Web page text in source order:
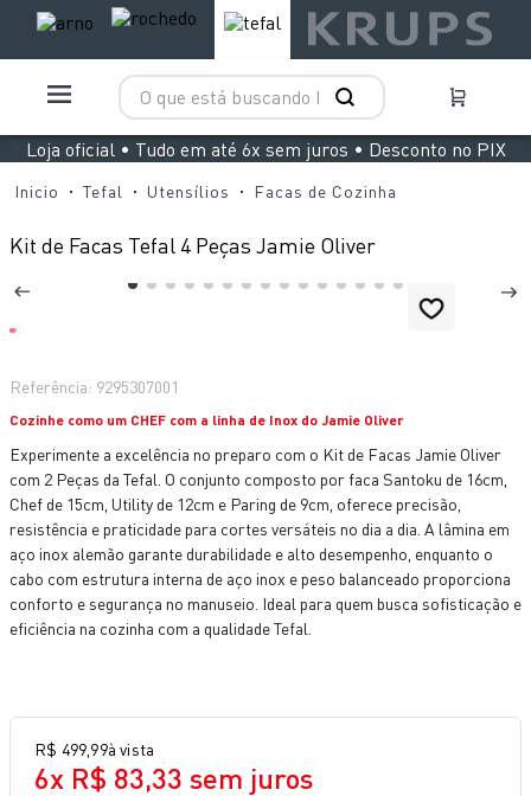
O que está buscando hoje?
Loja oficial • Tudo em até 6x sem juros • Desconto no PIX
Tefal Utensílios Facas de Cozinha
Kit de Facas Tefal 4 Peças Jamie Oliver
Referência: 9295307001
Cozinhe como um CHEF com a linha de Inox do Jamie Oliver
Experimente a excelência no preparo com o Kit de Facas Jamie Oliver
com 2 Peças da Tefal. O conjunto composto por faca Santoku de 16cm,
Chef de 15cm, Utility de 12cm e Paring de 9cm, oferece precisão,
resistência e praticidade para cortes versáteis no dia a dia. A lâmina em
aço inox alemão garante durabilidade e alto desempenho, enquanto o
cabo com estrutura interna de aço inox e peso balanceado proporciona
conforto e segurança no manuseio. Ideal para quem busca sofisticação e
eficiência na cozinha com a qualidade Tefal.
R$ 499 99à vista
6x R$ 83,33 sem juros
TERMOS MAIS BUSCADOS
aspirador x clean 4
air fryer arno easy fry extra superfície
6º
7º
lightmix
8 º
jogo panelas rochedo stone pro
9º
vaporizador pure pop
10º rochedo natural stone